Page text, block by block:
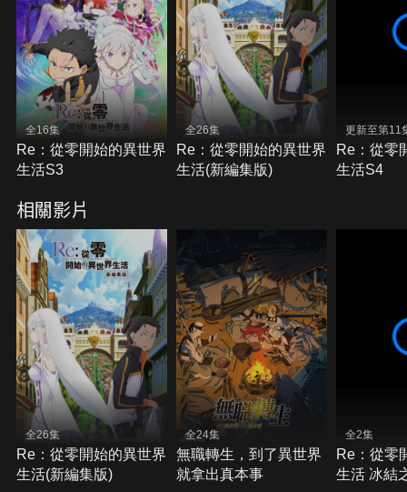
全16集
Re：從零開始的異世界
生活S3
全26集
Re：從零開始的異世界
生活(新編集版)
更新至第11
Re：從零
生活S4
相關影片
全26集
Re：從零開始的異世界
生活(新編集版)
全24集
無職轉生，到了異世界
就拿出真本事
全2集
Re：從零
生活 冰結